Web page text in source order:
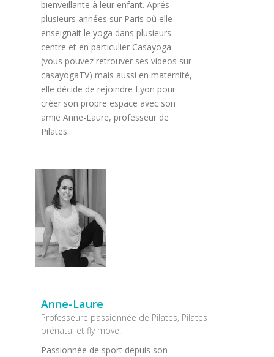
bienveillante à leur enfant. Aprés
plusieurs années sur Paris où elle
enseignait le yoga dans plusieurs
centre et en particulier Casayoga
(vous pouvez retrouver ses videos sur
casayogaTV) mais aussi en maternité,
elle décide de rejoindre Lyon pour
créer son propre espace avec son
amie Anne-Laure, professeur de
Pilates..
Anne-Laure
Professeure passionnée de Pilates, Pilates
prénatal et fly move.
Passionnée de sport depuis son